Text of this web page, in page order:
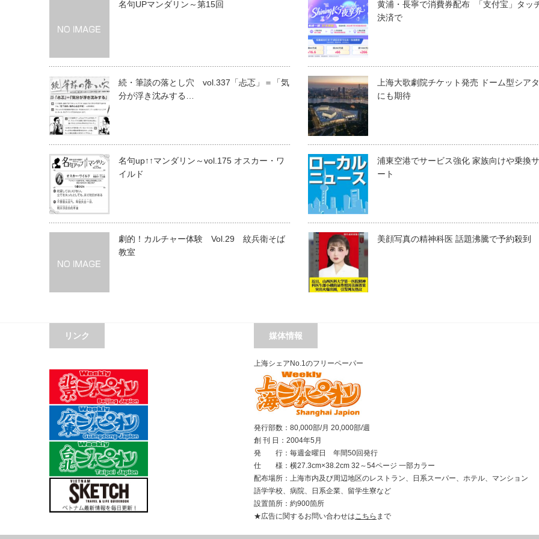
名句UPマンダリン～第15回
続・筆談の落とし穴 vol.337「忐忑」＝「気
分が浮き沈みする…
名句up↑↑マンダリン～vol.175 オスカー・ワ
イルド
劇的！カルチャー体験 Vol.29 紋兵衛そば
教室
黄浦・長寧で消費券配布 「支付宝」タッ
決済で
上海大歌劇院チケット発売 ドーム型シア
にも期待
浦東空港でサービス強化 家族向けや乗換
ート
美顔写真の精神科医 話題沸騰で予約殺到
リンク 媒体情報
上海シェアNo.1のフリーペーパー
発行部数：80,000部/月 20,000部/週
創 刊 日：2004年5月
発 行：毎週金曜日 年間50回発行
仕 様：横27.3cm×38.2cm 32～54ページ 一部カラー
配布場所：上海市内及び周辺地区のレストラン、日系スーパー、ホテル、マンション
語学学校、病院、日系企業、留学生寮など
設置箇所：約900箇所
★広告に関するお問い合わせはこちら まで